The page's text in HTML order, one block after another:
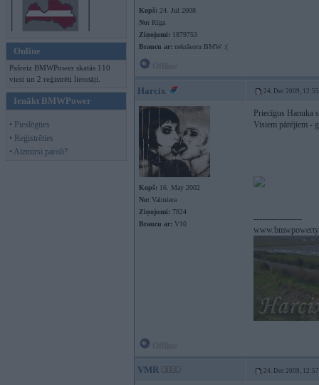
Online
Pašreiz BMWPower skatās 110
viesi un 2 reģistrēti lietotāji.
Ienākt BMWPower
• Pieslēgties
• Reģistrēties
• Aizmirsi paroli?
Kopš: 24. Jul 2008
No: Rīga
Ziņojumi: 1879753
Braucu ar: nekrāsotu BMW :(
Harcix 24. Dec 2009, 12:55
Kopš: 16. May 2002
No: Valmiera
Ziņojumi: 7824
Braucu ar: V10
Priecīgus Hanuka
Visiem pārējiem -
-----------------
VMR 24. Dec 2009, 12:57